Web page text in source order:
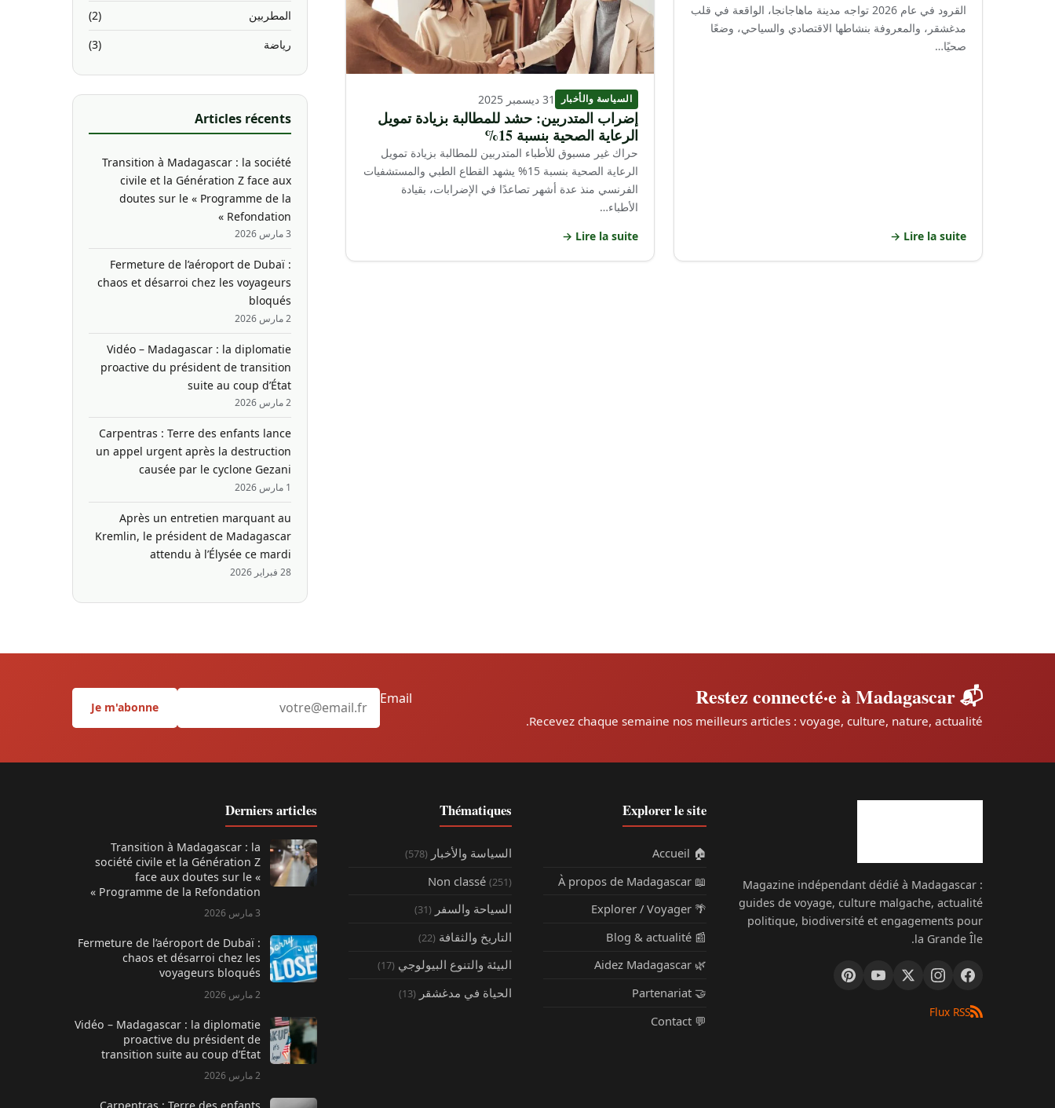
القرود في عام 2026 تواجه مدينة ماهاجانجا، الواقعة في قلب
مدغشقر، والمعروفة بنشاطها الاقتصادي والسياحي، وضعًا
صحيًا…
Lire la suite →
السياسة والأخبار 31 ديسمبر 2025
إضراب المتدربين: حشد للمطالبة بزيادة تمويل
الرعاية الصحية بنسبة 15%
حراك غير مسبوق للأطباء المتدربين للمطالبة بزيادة تمويل
الرعاية الصحية بنسبة 15% يشهد القطاع الطبي والمستشفيات
الفرنسي منذ عدة أشهر تصاعدًا في الإضرابات، بقيادة
الأطباء…
Lire la suite →
المطربين
(2)
رياضة
(3)
Articles récents
Transition à Madagascar : la société
civile et la Génération Z face aux
doutes sur le « Programme de la
Refondation »
3 مارس 2026
Fermeture de l’aéroport de Dubaï :
chaos et désarroi chez les voyageurs
bloqués
2 مارس 2026
Vidéo – Madagascar : la diplomatie
proactive du président de transition
suite au coup d’État
2 مارس 2026
Carpentras : Terre des enfants lance
un appel urgent après la destruction
causée par le cyclone Gezani
1 مارس 2026
Après un entretien marquant au
Kremlin, le président de Madagascar
attendu à l’Élysée ce mardi
28 فبراير 2026
📬 Restez connecté·e à Madagascar
Recevez chaque semaine nos meilleurs articles : voyage, culture, nature, actualité.
Email
Je m'abonne
Magazine indépendant dédié à Madagascar :
guides de voyage, culture malgache, actualité
politique, biodiversité et engagements pour
la Grande Île.
Flux RSS
Explorer le site
🏠 Accueil
📖 À propos de Madagascar
🌴 Explorer / Voyager
📰 Blog & actualité
🌿 Aidez Madagascar
🤝 Partenariat
💬 Contact
Thématiques
السياسة والأخبار (578)
Non classé (251)
السياحة والسفر (31)
التاريخ والثقافة (22)
البيئة والتنوع البيولوجي (17)
الحياة في مدغشقر (13)
Derniers articles
Transition à Madagascar : la
société civile et la Génération Z
face aux doutes sur le «
Programme de la Refondation »
3 مارس 2026
Fermeture de l’aéroport de Dubaï :
chaos et désarroi chez les
voyageurs bloqués
2 مارس 2026
Vidéo – Madagascar : la diplomatie
proactive du président de
transition suite au coup d’État
2 مارس 2026